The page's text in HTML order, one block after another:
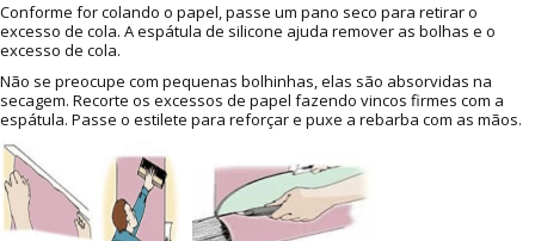
Conforme for colando o papel, passe um pano seco para retirar o
excesso de cola. A espátula de silicone ajuda remover as bolhas e o
excesso de cola.
Não se preocupe com pequenas bolhinhas, elas são absorvidas na
secagem. Recorte os excessos de papel fazendo vincos firmes com a
espátula. Passe o estilete para reforçar e puxe a rebarba com as mãos.